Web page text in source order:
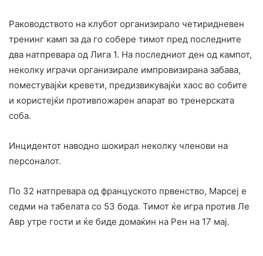
Раководството на клубот организирало четиридневен
тренинг камп за да го собере тимот пред последните
два натпревара од Лига 1. На последниот ден од кампот,
неколку играчи организирале импровизирана забава,
поместувајќи кревети, предизвикувајќи хаос во собите
и користејќи противпожарен апарат во тренерската
соба.
Инцидентот наводно шокирал неколку членови на
персоналот.
По 32 натпревара од француското првенство, Марсеј е
седми на табелата со 53 бода. Тимот ќе игра против Ле
Авр утре гости и ќе биде домаќин на Рен на 17 мај.